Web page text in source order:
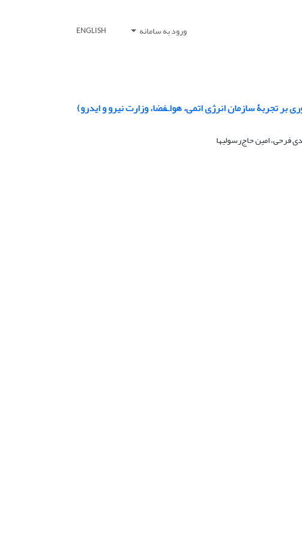
ورود به سامانه ENGLISH
تجربۀ سازمان انرژی اتمی، هواـفضا، وزارت نیرو و ایدرو)
فرحی، امین حاج‌رسولیها